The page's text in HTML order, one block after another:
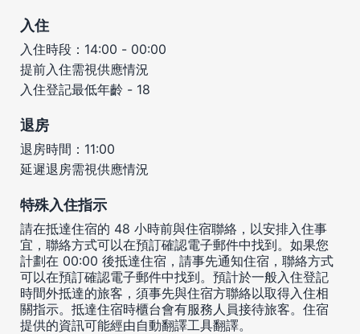
入住
入住時段：14:00 - 00:00
提前入住需視供應情況
入住登記最低年齡 - 18
退房
退房時間：11:00
延遲退房需視供應情況
特殊入住指示
請在抵達住宿的 48 小時前與住宿聯絡，以安排入住事
宜，聯絡方式可以在預訂確認電子郵件中找到。如果您
計劃在 00:00 後抵達住宿，請事先通知住宿，聯絡方式
可以在預訂確認電子郵件中找到。預計於一般入住登記
時間外抵達的旅客，須事先與住宿方聯絡以取得入住相
關指示。抵達住宿時櫃台會有服務人員接待旅客。住宿
提供的資訊可能經由自動翻譯工具翻譯。